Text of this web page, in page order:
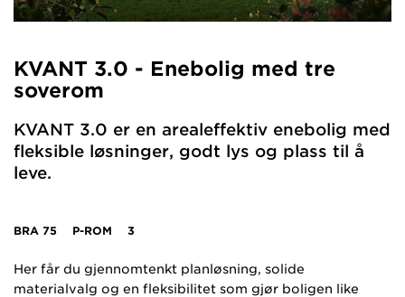
KVANT 3.0 - Enebolig med tre
soverom
KVANT 3.0 er en arealeffektiv enebolig med
fleksible løsninger, godt lys og plass til å
leve.
BRA 75 P-ROM 3
Her får du gjennomtenkt planløsning, solide
materialvalg og en fleksibilitet som gjør boligen like